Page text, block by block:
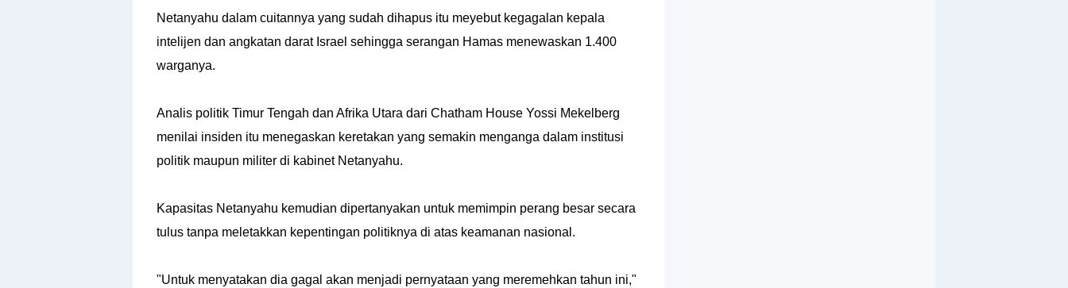
Netanyahu dalam cuitannya yang sudah dihapus itu meyebut kegagalan kepala
intelijen dan angkatan darat Israel sehingga serangan Hamas menewaskan 1.400
warganya.
Analis politik Timur Tengah dan Afrika Utara dari Chatham House Yossi Mekelberg
menilai insiden itu menegaskan keretakan yang semakin menganga dalam institusi
politik maupun militer di kabinet Netanyahu.
Kapasitas Netanyahu kemudian dipertanyakan untuk memimpin perang besar secara
tulus tanpa meletakkan kepentingan politiknya di atas keamanan nasional.
"Untuk menyatakan dia gagal akan menjadi pernyataan yang meremehkan tahun ini,"